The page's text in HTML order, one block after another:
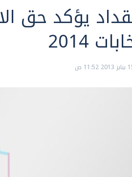
يؤكد حق
2014